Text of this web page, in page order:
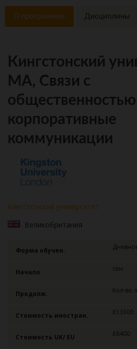
О программме Дисциплины
Кингстонский
MA, Связи с
корпоративные
коммуникации
Кингстонский университет
Великобритания
Форма обучен.
Начало сен
Продолж. Кол-во
Стоимость иностран. £13300
Стоимость UK/ EU £8400